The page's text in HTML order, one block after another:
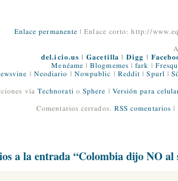
Enlace permanente | Enlace corto: http://
del.icio.us |Gacetilla |Digg |
Menéame |Blogmemes |fark |
| Neodiario | Nowpublic | Reddit |Spurl |
vía Technorati o Sphere | Versión para
Comentarios cerrados. RSS comentarios |
a la entrada “Colombia dijo NO al